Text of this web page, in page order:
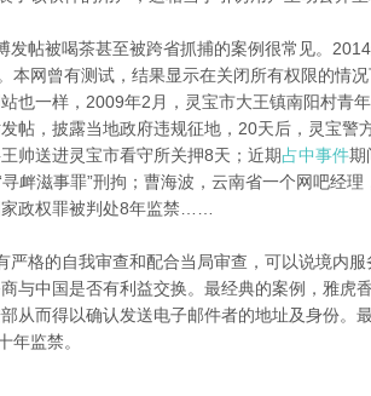
发帖被喝茶甚至被跨省抓捕的案例很常见。
本网曾有测试，结果显示在关闭所有权限的情
也一样，2009年2月，灵宝市大王镇南阳村青年
帖，披露当地政府违规征地，20天后，灵宝警
帅送进灵宝市看守所关押8天；近期占中事件期
衅滋事罪”刑拘；曹海波，云南省一个网吧经
政权罪被判处8年监禁……
严格的自我审查和配合当局审查，可以说境内
与中国是否有利益交换。最经典的案例，雅虎
从而得以确认发送电子邮件者的地址及身份。
年监禁。